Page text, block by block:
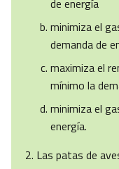
de energía
minimiza el
demanda de
maximiza el
mínimo la
minimiza el
energía.
Las patas de